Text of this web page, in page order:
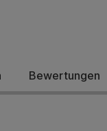
Bewertungen